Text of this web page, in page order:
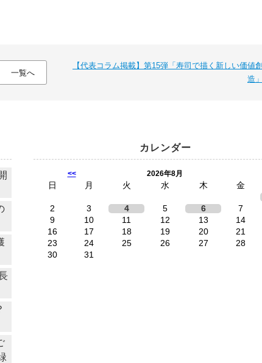
一覧へ
【代表コラム掲載】第15弾「寿司で描く新しい価値創
造」
カレンダー
<< 2026年8月
日 月 火 水 木 金
2
3 4 5 6 7
9
10 11 12 13 14
16
17 18 19 20 21
23
24 25 26 27 28
30
31